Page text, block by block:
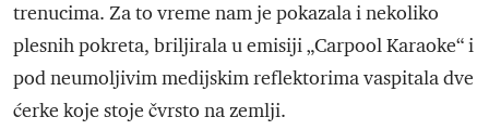
trenucima. Za to vreme nam je pokazala i nekoliko
plesnih pokreta, briljirala u emisiji „Carpool Karaoke“ i
pod neumoljivim medijskim reflektorima vaspitala dve
ćerke koje stoje čvrsto na zemlji.